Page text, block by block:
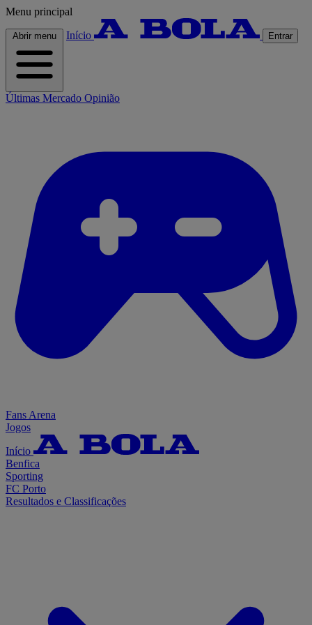
Menu principal
Abrir menu Início Entrar
Últimas Mercado Opinião
Fans Arena
Jogos
Início
Benfica
Sporting
FC Porto
Resultados e Classificações